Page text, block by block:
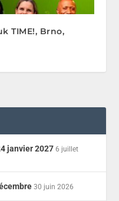
TIME!, Brno,
janvier 2027 6 juillet
30 juin 2026